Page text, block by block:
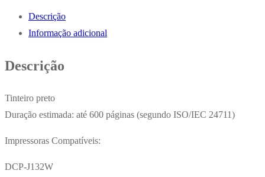
13,4ml
Pág.
Descrição
Informação adicional
Descrição
Tinteiro preto
Duração estimada: até 600 páginas (segundo ISO/IEC 24711)
Impressoras Compatíveis:
DCP-J132W